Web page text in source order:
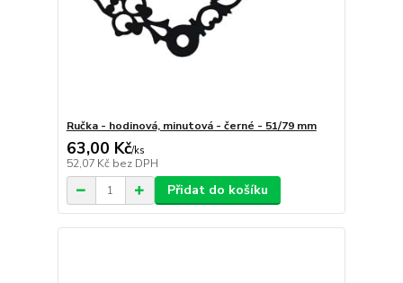
Ručka - hodinová, minutová - černé - 51/79 mm
63,00 Kč/ks
52,07 Kč bez DPH
Přidat do košíku